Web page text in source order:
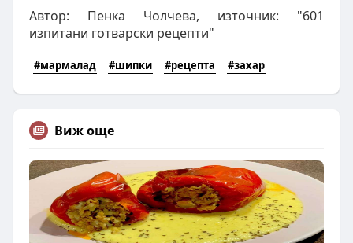
Автор: Пенка Чолчева, източник: "601
изпитани готварски рецепти"
#мармалад #шипки #рецепта #захар
Виж още